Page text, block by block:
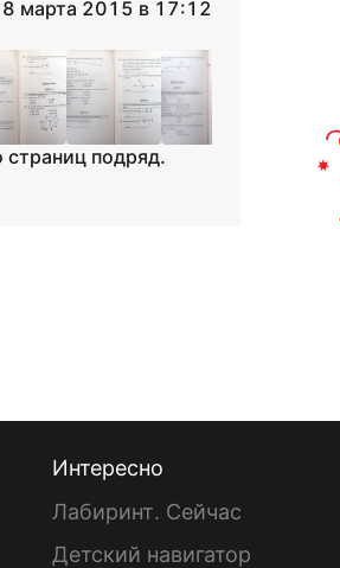
8 марта 2015 в 17:12
подряд.
Интересно
Лабиринт. Сейчас
Детский навигатор